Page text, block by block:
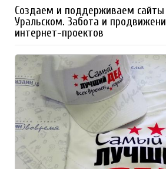
Создаем и поддерживаем
Уральском. Забота и
интернет-проектов